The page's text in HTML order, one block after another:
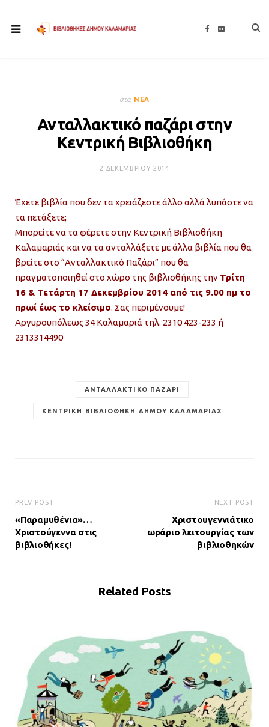
F
F
στα ΝΈΑ
Ανταλλακτικό παζάρι στην
Κεντρική Βιβλιοθήκη
2 ΔΕΚΕΜΒΡΊΟΥ 2014
Έχετε βιβλία που δεν τα χρειάζεστε άλλο αλλά λυπάστε να
τα πετάξετε;
Μπορείτε να τα φέρετε στην Κεντρική Βιβλιοθήκη
Καλαμαριάς και να τα ανταλλάξετε με άλλα βιβλία που θα
βρείτε στο “Ανταλλακτικό Παζάρι” που θα
πραγματοποιηθεί στο χώρο της βιβλιοθήκης την Τρίτη
16 & Τετάρτη 17 Δεκεμβρίου 2014 από τις 9.00 πμ το
πρωί έως το κλείσιμο. Σας περιμένουμε!
Αργυρουπόλεως 34 Καλαμαριά τηλ. 2310 423-233 ή
2313314490
ΑΝΤΑΛΛΑΚΤΙΚΌ ΠΑΖΆΡΙ
ΚΕΝΤΡΙΚΉ ΒΙΒΛΙΟΘΉΚΗ ΔΉΜΟΥ ΚΑΛΑΜΑΡΙΆΣ
PREV POST
«Παραμυθένια»…
Χριστούγεννα στις
βιβλιοθήκες!
NEXT POST
Χριστουγεννιάτικο
ωράριο λειτουργίας των
βιβλιοθηκών
Related Posts